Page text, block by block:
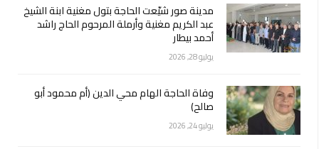
مدينة صور شيّعت الحاجة بتول مغنية ابنة الشيخ
عبد الكريم مغنية وأرملة المرحوم الحاج راشد
أحمد بيطار
يوليو 28, 2026
وفاة الحاجة الهام محي الدين (أم محمود أبو
صالح)
يوليو 24, 2026